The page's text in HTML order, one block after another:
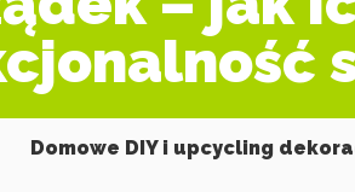
Domowe DIY i upcycling